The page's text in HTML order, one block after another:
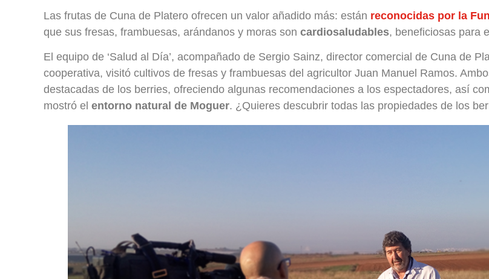
Las frutas de Cuna de Platero ofrecen un valor añadido más: están reconocidas por la
que sus fresas, frambuesas, arándanos y moras son cardiosaludables, beneficiosas para
El equipo de ‘Salud al Día’, acompañado de Sergio Sainz, director comercial de Cuna de
cooperativa, visitó cultivos de fresas y frambuesas del agricultor Juan Manuel Ramos.
destacadas de los berries, ofreciendo algunas recomendaciones a los espectadores, así
mostró el entorno natural de Moguer. ¿Quieres descubrir todas las propiedades de los